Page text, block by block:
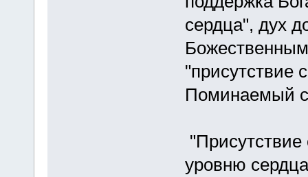
сердца", дух
"присутствие
Поминаемый
"Присутствие
уровню